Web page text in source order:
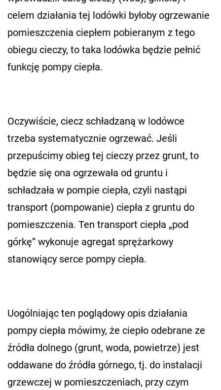
celem działania tej lodówki byłoby ogrzewanie
pomieszczenia ciepłem pobieranym z tego
obiegu cieczy, to taka lodówka będzie pełnić
funkcję pompy ciepła.
Oczywiście, ciecz schładzaną w lodówce
trzeba systematycznie ogrzewać. Jeśli
przepuścimy obieg tej cieczy przez grunt, to
będzie się ona ogrzewała od gruntu i
schładzała w pompie ciepła, czyli nastąpi
transport (pompowanie) ciepła z gruntu do
pomieszczenia. Ten transport ciepła „pod
górkę” wykonuje agregat sprężarkowy
stanowiący serce pompy ciepła.
Uogólniając ten poglądowy opis działania
pompy ciepła mówimy, że ciepło odebrane ze
źródła dolnego (grunt, woda, powietrze) jest
oddawane do źródła górnego, tj. do instalacji
grzewczej w pomieszczeniach, przy czym